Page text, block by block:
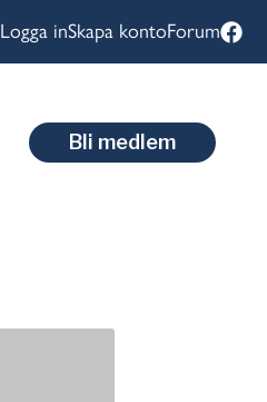
Logga inSkapa kontoForum
Bli medlem